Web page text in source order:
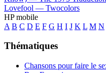
Lovefool — Twocolors
HP mobile
A B C D E F G H I J K L M N
Thématiques
Chansons pour faire le